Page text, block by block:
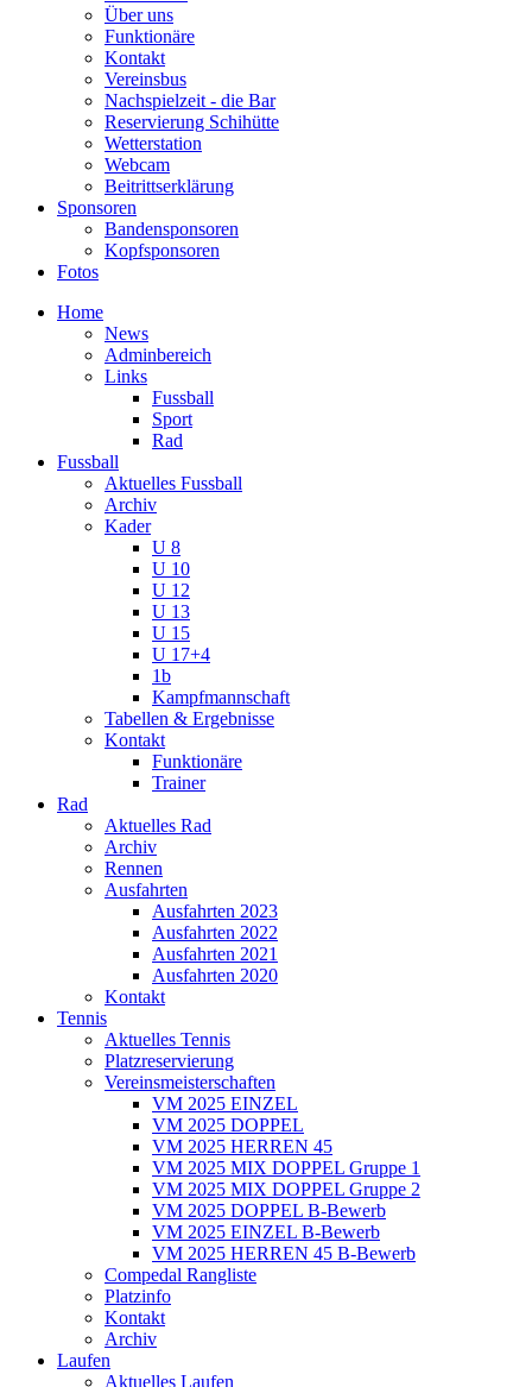
Über uns
Funktionäre
Kontakt
Vereinsbus
Nachspielzeit - die Bar
Reservierung Schihütte
Wetterstation
Webcam
Beitrittserklärung
Sponsoren
Bandensponsoren
Kopfsponsoren
Fotos
Home
News
Adminbereich
Links
Fussball
Sport
Rad
Fussball
Aktuelles Fussball
Archiv
Kader
U 8
U 10
U 12
U 13
U 15
U 17+4
1b
Kampfmannschaft
Tabellen & Ergebnisse
Kontakt
Funktionäre
Trainer
Rad
Aktuelles Rad
Archiv
Rennen
Ausfahrten
Ausfahrten 2023
Ausfahrten 2022
Ausfahrten 2021
Ausfahrten 2020
Kontakt
Tennis
Aktuelles Tennis
Platzreservierung
Vereinsmeisterschaften
VM 2025 EINZEL
VM 2025 DOPPEL
VM 2025 HERREN 45
VM 2025 MIX DOPPEL Gruppe 1
VM 2025 MIX DOPPEL Gruppe 2
VM 2025 DOPPEL B-Bewerb
VM 2025 EINZEL B-Bewerb
VM 2025 HERREN 45 B-Bewerb
Compedal Rangliste
Platzinfo
Kontakt
Archiv
Laufen
Aktuelles Laufen